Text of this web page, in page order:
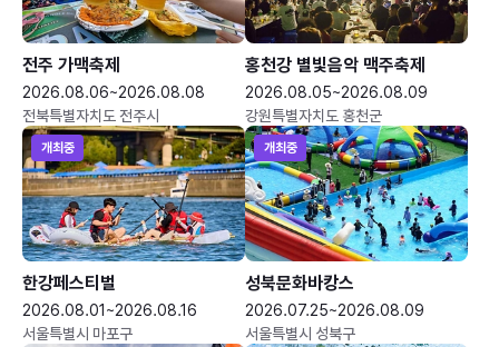
전주 가맥축제
2026.08.06~2026.08.08
전북특별자치도 전주시
홍천강 별빛음악 맥주축제
2026.08.05~2026.08.09
강원특별자치도 홍천군
개최중
한강페스티벌
2026.08.01~2026.08.16
서울특별시 마포구
개최중
성북문화바캉스
2026.07.25~2026.08.09
서울특별시 성북구